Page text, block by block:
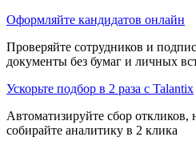
Оформляйте кандидатов онлайн
Проверяйте сотрудников и
документы без бумаг и личных
Ускорьте подбор в 2 раза с Talantix
Автоматизируйте сбор откликов,
собирайте аналитику в 2 клика